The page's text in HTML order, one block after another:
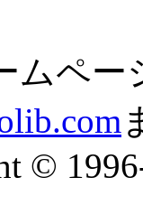
ムペー
©